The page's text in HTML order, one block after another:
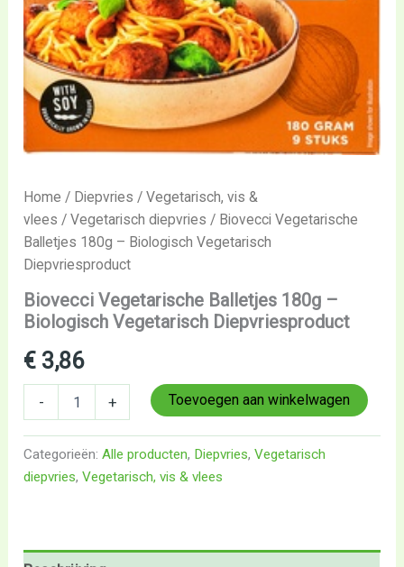
Home / Diepvries /Vegetarisch, vis &
vlees /Vegetarisch diepvries / Biovecci Vegetarische
Balletjes 180g – Biologisch Vegetarisch
Diepvriesproduct
Biovecci Vegetarische Balletjes 180g –
Biologisch Vegetarisch Diepvriesproduct
€ 3,86
- + Toevoegen aan winkelwagen
Categorieën:Alle producten, Diepvries,Vegetarisch
diepvries,Vegetarisch, vis & vlees